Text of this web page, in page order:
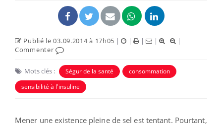
Publié le 03.09.2014 à 17h05 | | | |
|
Commenter
Mots clés : Ségur de la santé
consommation
sensibilité à l'insuline
Mener une existence pleine de sel est tentant. Pourtant,